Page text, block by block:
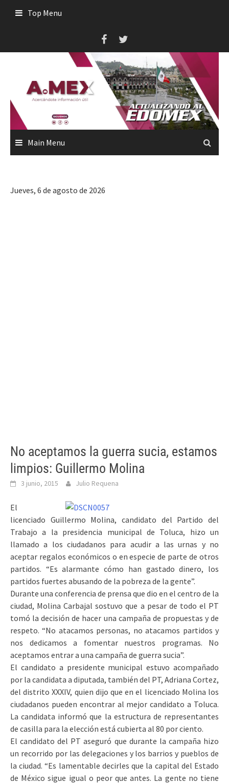
Top Menu
Main Menu
Jueves, 6 de agosto de 2026
No aceptamos la guerra sucia, estamos
limpios: Guillermo Molina
3 junio, 2015 Julio Requena
El
licenciado Guillermo Molina, candidato del Partido del
Trabajo a la presidencia municipal de Toluca, hizo un
llamado a los ciudadanos para acudir a las urnas y no
aceptar regalos económicos o en especie de parte de otros
partidos. “Es alarmante cómo han gastado dinero, los
partidos fuertes abusando de la pobreza de la gente”.
Durante una conferencia de prensa que dio en el centro de la
ciudad, Molina Carbajal sostuvo que a pesar de todo el PT
tomó la decisión de hacer una campaña de propuestas y de
respeto. “No atacamos personas, no atacamos partidos y
nos dedicamos a fomentar nuestros programas. No
aceptamos entrar a una campaña de guerra sucia”.
El candidato a presidente municipal estuvo acompañado
por la candidata a diputada, también del PT, Adriana Cortez,
del distrito XXXIV, quien dijo que en el licenciado Molina los
ciudadanos pueden encontrar al mejor candidato a Toluca.
La candidata informó que la estructura de representantes
de casilla para la elección está cubierta al 80 por ciento.
El candidato del PT aseguró que durante la campaña hizo
un recorrido por las delegaciones y los barrios y pueblos de
la ciudad. “Es lamentable decirles que la capital del Estado
de México sigue igual o peor que antes. La gente no tiene